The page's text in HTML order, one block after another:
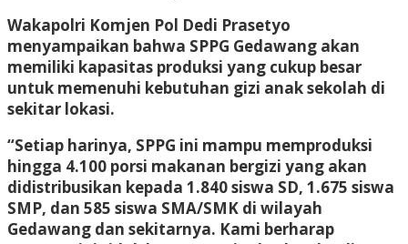
Wakapolri Komjen Pol Dedi Prasetyo
menyampaikan bahwa SPPG Gedawang akan
memiliki kapasitas produksi yang cukup besar
untuk memenuhi kebutuhan gizi anak sekolah di
sekitar lokasi.
“Setiap harinya, SPPG ini mampu memproduksi
hingga 4.100 porsi makanan bergizi yang akan
didistribusikan kepada 1.840 siswa SD, 1.675 siswa
SMP, dan 585 siswa SMA/SMK di wilayah
Gedawang dan sekitarnya. Kami berharap